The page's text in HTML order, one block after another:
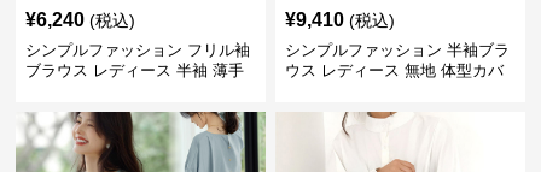
¥6,240 (税込)
シンプルファッション フリル袖
ブラウス レディース 半袖 薄手
¥9,410 (税込)
シンプルファッション 半袖ブラ
ウス レディース 無地 体型カバ